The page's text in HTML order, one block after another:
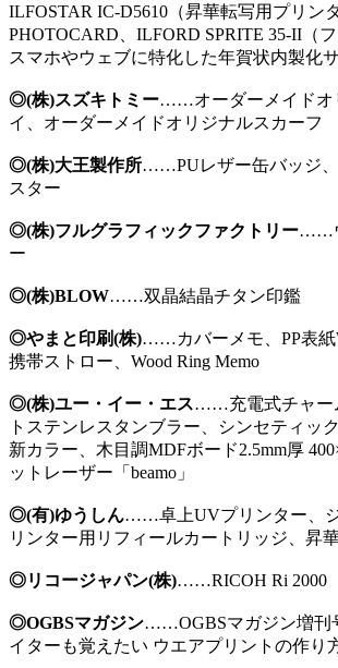
ILFOSTAR IC-D5610（昇華転写用プリン
PHOTOCARD、ILFORD SPRITE 35-II（
スマホやウェブに特化した年賀状内製化
◎(株)スズキトミー……オーダーメイドオ
イ、オーダーメイドオリジナルスカーフ
◎(株)大王製作所……PUレザー缶バッジ
スター
◎(株)フルグラフィックファクトリー……
ー
◎(株)BLOW……双晶結晶チタン印鑑
◎やまと印刷(株)……カバーメモ、PP表紙
携帯ストロー、Wood Ring Memo
◎(株)ユー・イー・エス……充電式チャー
トステンレスタンブラー、シンセティッ
新カラー、木目調MDFボード2.5mm厚
ットレーザー「beamo」
◎(有)ゆうしん……卓上UVプリンター、
リンター用リフィールカートリッジ、昇
◎リコージャパン(株)……RICOH Ri 2000
◎OGBSマガジン……OGBSマガジン増刊
イターも覚えたい ウエアプリントの作り